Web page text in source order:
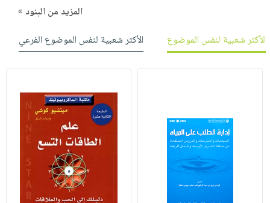
المزيد من البنود »
الأكثر شعبية لنفس الموضوع
الأكثر شعبية لنفس الموضوع الفرعي